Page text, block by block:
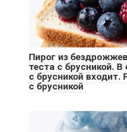
Пирог из
теста с брусникой. В
с брусникой входит.
с брусникой